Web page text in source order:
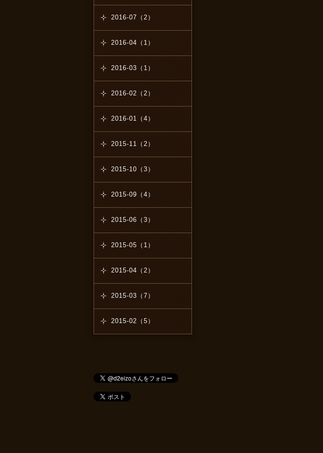
2016-07（2）
2016-04（1）
2016-03（1）
2016-02（2）
2016-01（4）
2015-11（2）
2015-10（3）
2015-09（4）
2015-06（3）
2015-05（1）
2015-04（2）
2015-03（7）
2015-02（5）